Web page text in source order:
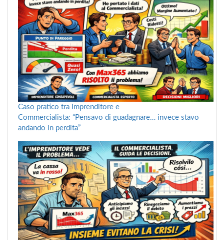
Caso pratico tra Imprenditore e
Commercialista: “Pensavo di guadagnare… invece stavo
andando in perdita”